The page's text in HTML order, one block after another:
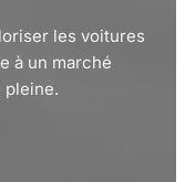
les voitures
à un marché
pleine.